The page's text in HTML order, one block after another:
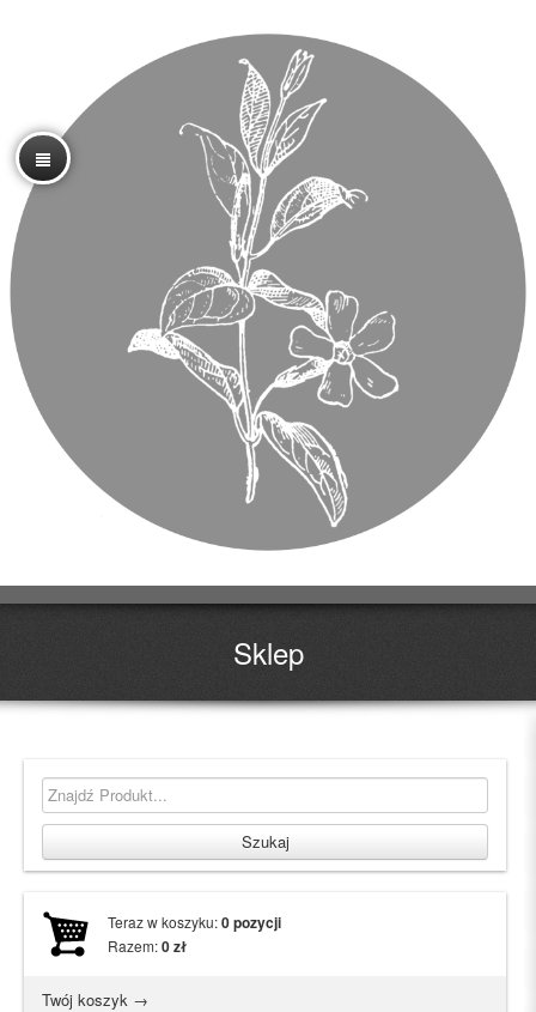
Sklep
Teraz w koszyku:0pozycji
Razem:0zł
Twój koszyk →